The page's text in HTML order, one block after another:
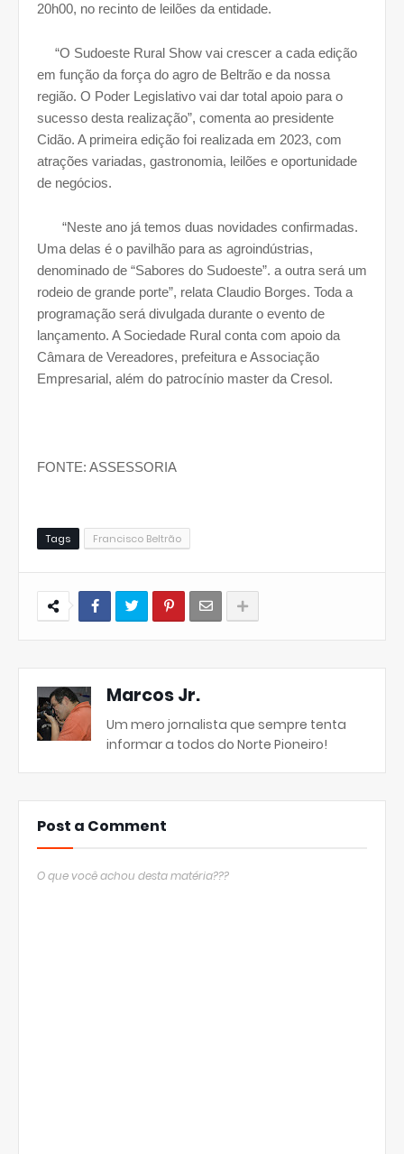
20h00, no recinto de leilões da entidade.
“O Sudoeste Rural Show vai crescer a cada edição
em função da força do agro de Beltrão e da nossa
região. O Poder Legislativo vai dar total apoio para o
sucesso desta realização”, comenta ao presidente
Cidão. A primeira edição foi realizada em 2023, com
atrações variadas, gastronomia, leilões e oportunidade
de negócios.
“Neste ano já temos duas novidades confirmadas.
Uma delas é o pavilhão para as agroindústrias,
denominado de “Sabores do Sudoeste”. a outra será um
rodeio de grande porte”, relata Claudio Borges. Toda a
programação será divulgada durante o evento de
lançamento. A Sociedade Rural conta com apoio da
Câmara de Vereadores, prefeitura e Associação
Empresarial, além do patrocínio master da Cresol.
FONTE: ASSESSORIA
Tags Francisco Beltrão
Marcos Jr.
Um mero jornalista que sempre tenta
informar a todos do Norte Pioneiro!
Post a Comment
O que você achou desta matéria???